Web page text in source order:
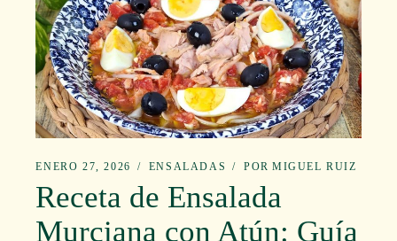
ENERO 27, 2026 ENSALADAS POR MIGUEL RUIZ
Receta de Ensalada
Murciana con Atún: Guía